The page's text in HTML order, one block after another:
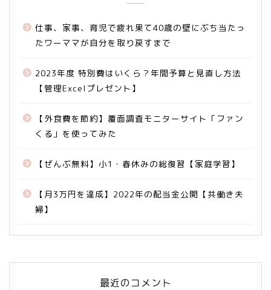
仕事、家事、育児で疲れ果て40歳の壁にぶち当たっ
たワーママが自分を取り戻すまで
2023年度 特別費はいくら？年間予算と見直し方法
【管理Excelプレゼント】
【外食費を節約】覆面調査モニターサイト「ファン
くる」を使ってみた
【ぜんぶ無料】小1・春休みの総復習【家庭学習】
【月3万円を達成】2022年の配当金公開【共働き夫
婦】
最近のコメント